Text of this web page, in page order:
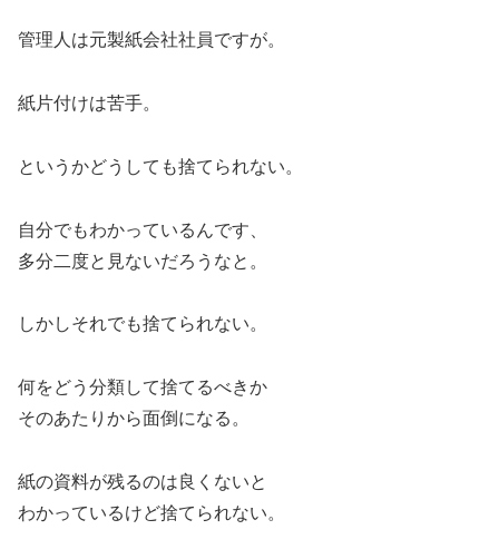
管理人は元製紙会社社員ですが。
紙片付けは苦手。
というかどうしても捨てられない。
自分でもわかっているんです、
多分二度と見ないだろうなと。
しかしそれでも捨てられない。
何をどう分類して捨てるべきか
そのあたりから面倒になる。
紙の資料が残るのは良くないと
わかっているけど捨てられない。